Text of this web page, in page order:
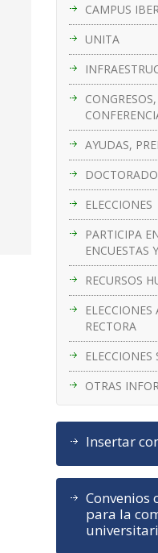
CAMPUS
UNITA
AYUDAS,
DOCTORADO
ELECCIONES
PARTICIPA
ENCUESTAS
RECURSOS
ELECCIONES
RECTORA
OTRAS
Insertar
Convenios
para la